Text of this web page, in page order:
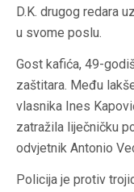
D.K. drugog redara
u svome poslu.
Gost kafića, 49-
zaštitara. Među
vlasnika Ines
zatražila liječničku
odvjetnik Antonio
Policija je protiv